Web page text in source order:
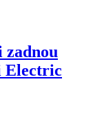
zadnou
Electric